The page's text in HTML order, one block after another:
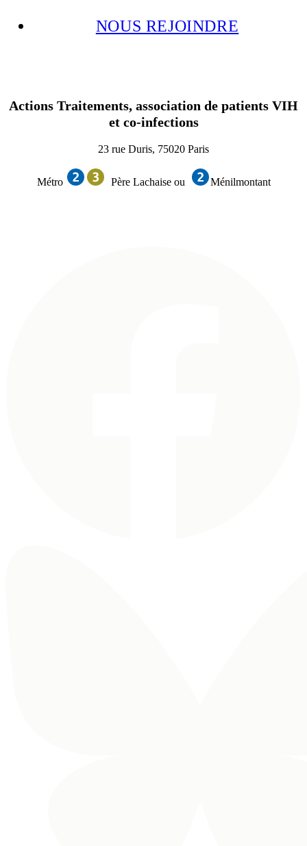
NOUS REJOINDRE
Actions Traitements, association de patients VIH
et co-infections
23 rue Duris, 75020 Paris
Métro Père Lachaise ou Ménilmontant